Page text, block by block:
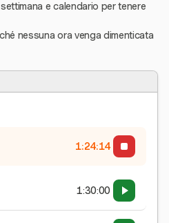
e calendario per tenere
nessuna ora venga dimenticata
1:24:15
1:30:00